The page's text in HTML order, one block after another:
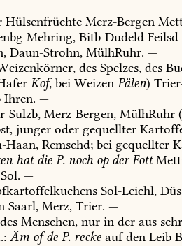
Hülsenfrüchte Merz-Bergen
Mehring, Bitb-Dudeld Feilsd
, Daun-Strohn, MülhRuhr. —
des Spelzes, des
Kof, bei Weizen Pälen)
Ihren. —
Sulzb, Merz-Bergen, MülhRuhr (
junger oder gequellter
Haan, Remschd; bei gequellter
hatdie P. noch opderFott
Sol. —
Sol-Leichl,
Saarl, Merz, Trier. —
des Menschen, nur in der aus
Äm ofde P. recke aufden Leib